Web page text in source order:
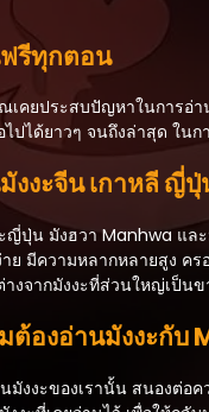
รีทุกตอน
เคยประสบปัญหาในการอ่า
ไปได้ยาวๆ จนถึงล่าสุด ใน
งงะจีน เกาหลี ญี่
ญี่ปุ่น มังฮวา Manhwa แล
าย มีความหลากหลายสูง ค
งจากมังงะที่ส่วนใหญ่เป็น
ต้องอ่านมังงะกั
นมังงะของเรานั้น สนองต่อ